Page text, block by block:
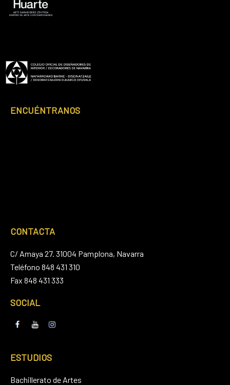
ENCUÉNTRANOS
CONTACTA
C/ Amaya 27. 31004 Pamplona, Navarra
Teléfono 848 431 310
Fax 848 431 333
SOCIAL
ESTUDIOS
Bachillerato de Artes